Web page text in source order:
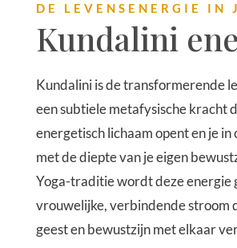
DE LEVENSENERGIE IN
Kundalini
Kundalini is de transformerende
een subtiele metafysische kracht
energetisch lichaam opent en je
met de diepte van je eigen
Yoga-traditie wordt deze energie
vrouwelijke, verbindende stroom
geest en bewustzijn met elkaar